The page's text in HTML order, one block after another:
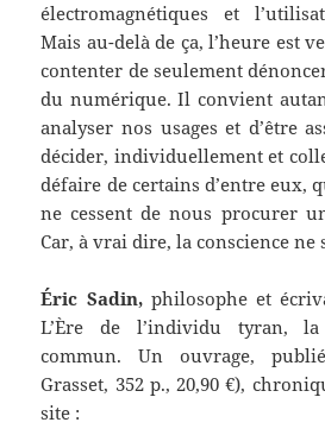
électromagnétiques et
Mais au-delà de ça, l’heure est
contenter de seulement
du numérique. Il convient
analyser nos usages et d’être
décider, individuellement et
défaire de certains d’entre eux,
ne cessent de nous procurer
Car, à vrai dire, la conscience ne
Éric Sadin, philosophe et
L’Ère de l’individu tyran,
commun. Un ouvrage,
Grasset, 352 p., 20,90 €),
site :